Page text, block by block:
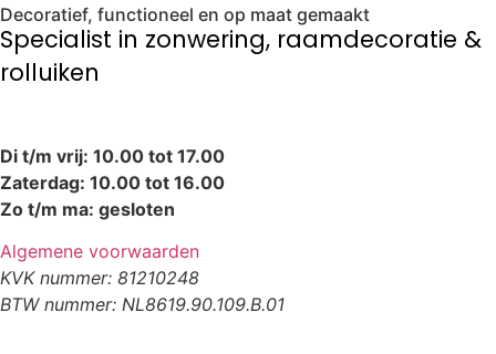
Decoratief, functioneel en op maat gemaakt
Specialist in zonwering, raamdecoratie &
rolluiken
Di t/m vrij: 10.00 tot 17.00
Zaterdag: 10.00 tot 16.00
Zo t/m ma: gesloten
Algemene voorwaarden
KVK nummer: 81210248
BTW nummer: NL8619.90.109.B.01